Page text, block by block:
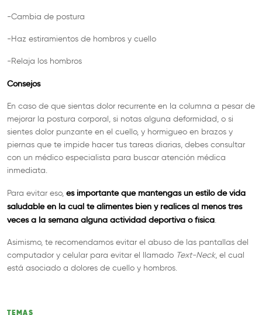
-Cambia de postura
-Haz estiramientos de hombros y cuello
-Relaja los hombros
Consejos
En caso de que sientas dolor recurrente en la columna a pesar de
mejorar la postura corporal, si notas alguna deformidad, o si
sientes dolor punzante en el cuello, y hormigueo en brazos y
piernas que te impide hacer tus tareas diarias, debes consultar
con un médico especialista para buscar atención médica
inmediata.
Para evitar eso, es importante que mantengas un estilo de vida
saludable en la cual te alimentes bien y realices al menos tres
veces a la semana alguna actividad deportiva o física.
Asimismo, te recomendamos evitar el abuso de las pantallas del
computador y celular para evitar el llamado Text-Neck, el cual
está asociado a dolores de cuello y hombros.
TEMAS